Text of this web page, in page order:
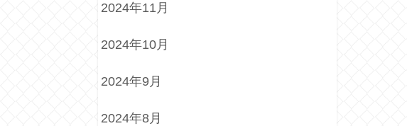
2024年11月
2024年10月
2024年9月
2024年8月